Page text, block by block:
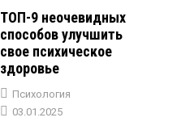
ТОП-9 неочевидных
способов улучшить
свое психическое
здоровье
Психология
03.01.2025